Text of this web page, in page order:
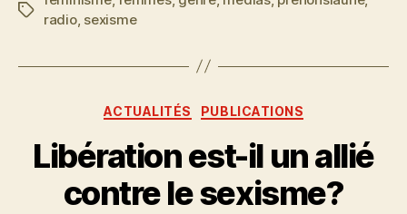
Étiquettes
radio, sexisme
Catégories
ACTUALITÉS PUBLICATIONS
Libération est-il un allié
contre le sexisme?